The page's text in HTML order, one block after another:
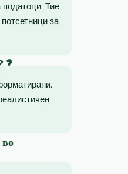
податоци. Тие
за
во